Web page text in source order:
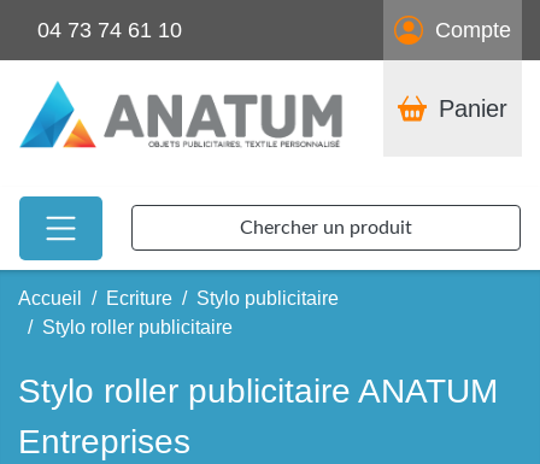
04 73 74 61 10 Compte
Panier
Chercher un produit
Accueil Ecriture
Stylo publicitaire
Stylo roller publicitaire
Stylo roller publicitaire ANATUM
Entreprises